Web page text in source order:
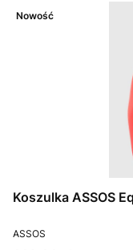
Nowość
Koszulka ASSOS
PRODUCENT
ASSOS